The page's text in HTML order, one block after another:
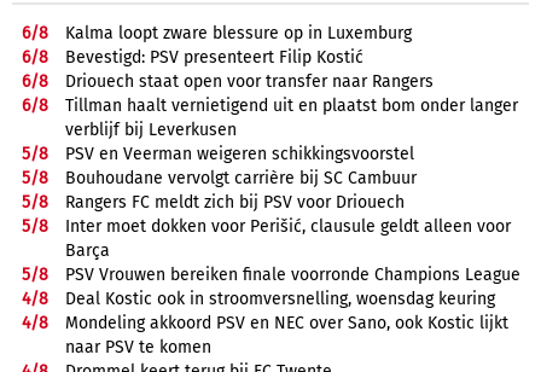
6/8
Kalma loopt zware blessure op in Luxemburg
6/8
Bevestigd: PSV presenteert Filip Kostić
6/8
Driouech staat open voor transfer naar Rangers
6/8
Tillman haalt vernietigend uit en plaatst bom onder langer
verblijf bij Leverkusen
5/8
PSV en Veerman weigeren schikkingsvoorstel
5/8
Bouhoudane vervolgt carrière bij SC Cambuur
5/8
Rangers FC meldt zich bij PSV voor Driouech
5/8
Inter moet dokken voor Perišić, clausule geldt alleen voor
Barça
5/8
PSV Vrouwen bereiken finale voorronde Champions League
4/8
Deal Kostic ook in stroomversnelling, woensdag keuring
4/8
Mondeling akkoord PSV en NEC over Sano, ook Kostic lijkt
naar PSV te komen